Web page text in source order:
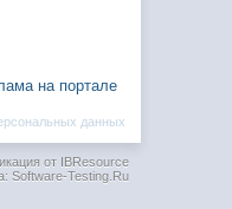
на портале
данных
от IBResource
Software-Testing.Ru